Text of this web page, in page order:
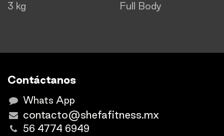
3 kg
Full Body
Contáctanos
Whats App
contacto@shefafitness.mx
56 4774 6949